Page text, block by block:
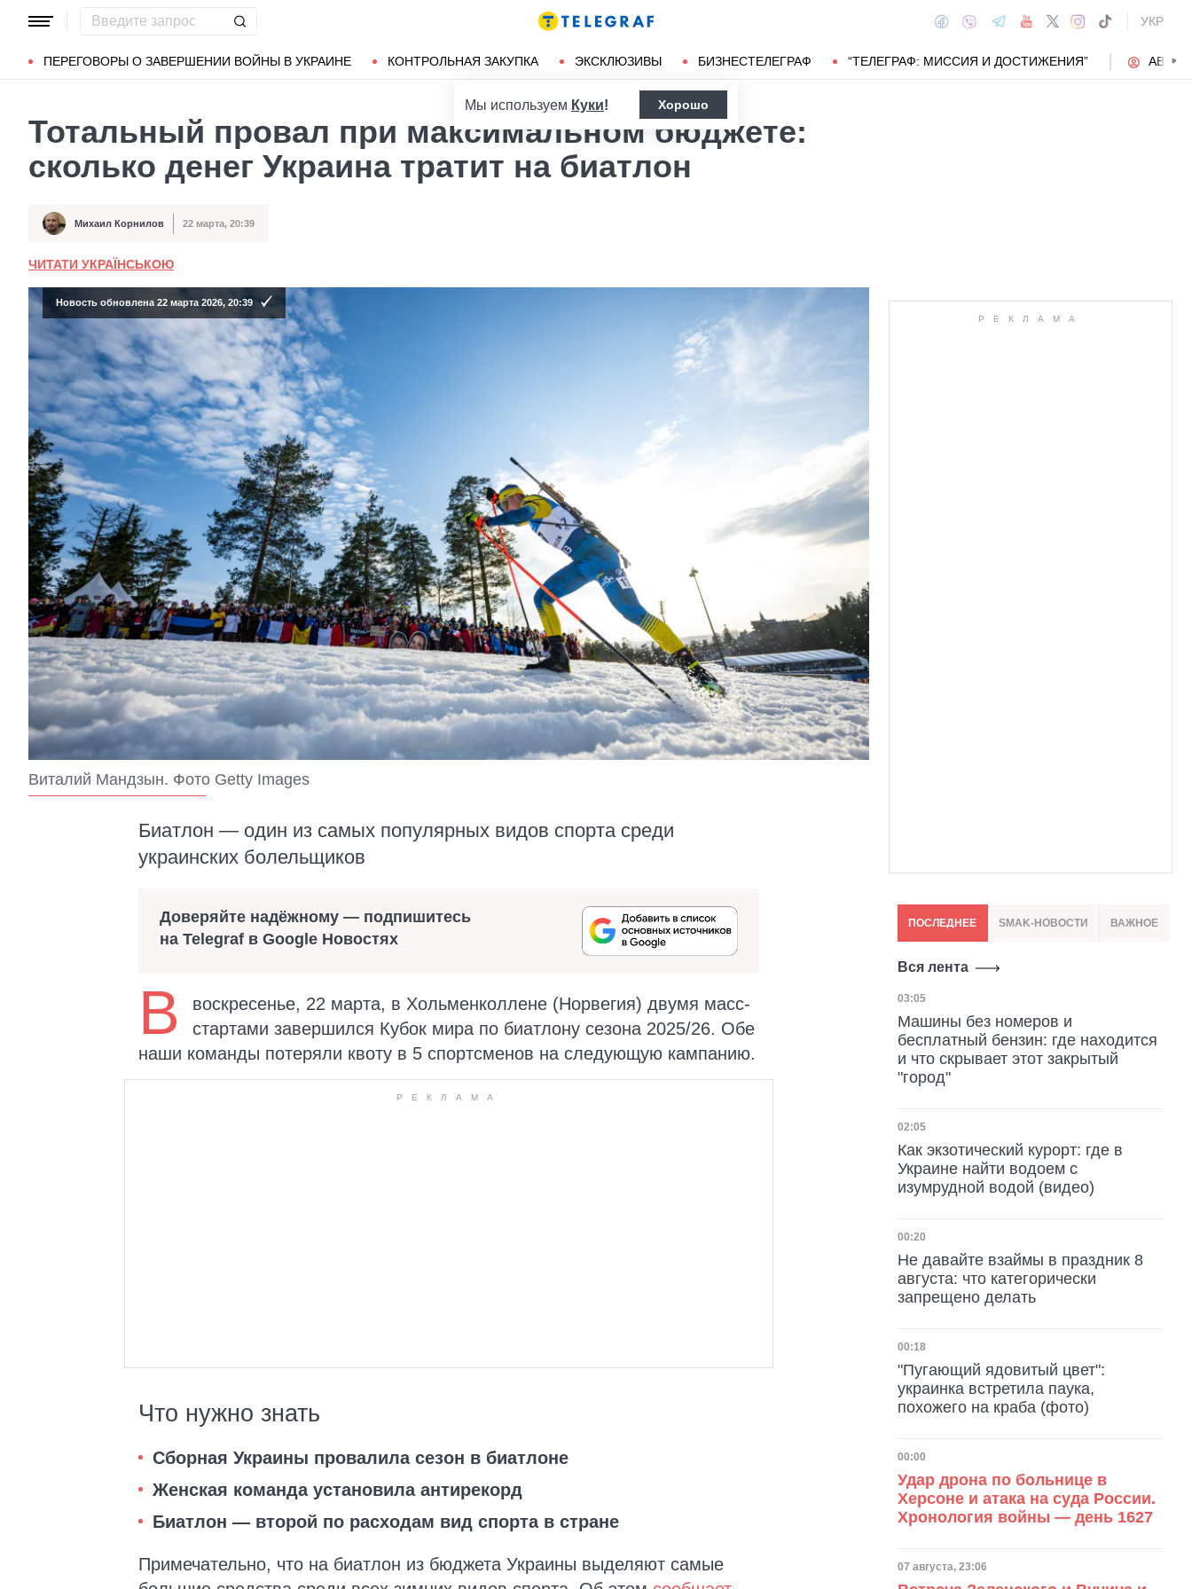
УКР
ПЕРЕГОВОРЫ О ЗАВЕРШЕНИИ ВОЙНЫ В УКРАИНЕ КОНТРОЛЬНАЯ ЗАКУПКА ЭКСКЛЮЗИВЫ БИЗНЕСТЕЛЕГРАФ “ТЕЛЕГРАФ: МИССИЯ И ДОСТИЖЕНИЯ”
Популярные запросы Мариуполь
Мы используем Куки! Хорошо
Тотальный провал при максимальном бюджете:
сколько денег Украина тратит на биатлон
Автор Михаил Корнилов
Дата публикации 22 марта, 20:39
ЧИТАТИ УКРАЇНСЬКОЮ
Новость обновлена 22 марта 2026, 20:39
Виталий Мандзын. Фото Getty Images
Биатлон — один из самых популярных видов спорта среди
украинских болельщиков
Доверяйте надёжному — подпишитесь
на Telegraf в Google Новостях
В
воскресенье, 22 марта, в Хольменколлене (Норвегия) двумя масс-
стартами завершился Кубок мира по биатлону сезона 2025/26. Обе
наши команды потеряли квоту в 5 спортсменов на следующую кампанию.
Что нужно знать
Сборная Украины провалила сезон в биатлоне
Женская команда установила антирекорд
Биатлон — второй по расходам вид спорта в стране
Примечательно, что на биатлон из бюджета Украины выделяют самые
ПОСЛЕДНЕЕ SMAK-НОВОСТИ ВАЖНОЕ
Вся лента
Дата публикации
03:05
Машины без номеров и
бесплатный бензин: где находится
и что скрывает этот закрытый
"город"
Дата публикации
02:05
Как экзотический курорт: где в
Украине найти водоем с
изумрудной водой (видео)
Дата публикации
00:20
Не давайте взаймы в праздник 8
августа: что категорически
запрещено делать
Дата публикации
00:18
"Пугающий ядовитый цвет":
украинка встретила паука,
похожего на краба (фото)
Дата публикации
00:00
Удар дрона по больнице в
Херсоне и атака на суда России.
Хронология войны — день 1627
Дата публикации
07 августа, 23:06